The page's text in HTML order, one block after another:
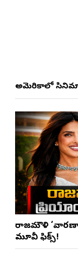
అమెరికాలో సినిమా
రాజమౌళి
మూవీ ఫిక్స్!